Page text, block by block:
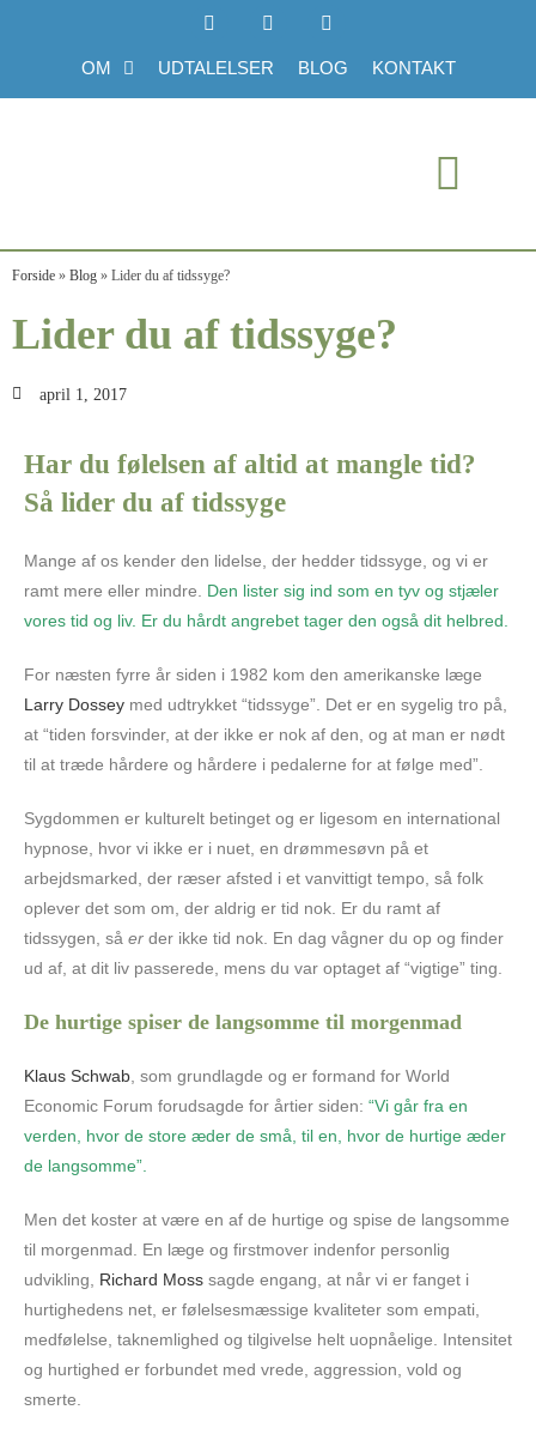
OM UDTALELSER BLOG KONTAKT
Forside » Blog » Lider du af tidssyge?
Lider du af tidssyge?
april 1, 2017
Har du følelsen af altid at mangle tid?
Så lider du af tidssyge
Mange af os kender den lidelse, der hedder tidssyge, og vi er
ramt mere eller mindre. Den lister sig ind som en tyv og stjæler
vores tid og liv. Er du hårdt angrebet tager den også dit helbred.
For næsten fyrre år siden i 1982 kom den amerikanske læge
Larry Dossey med udtrykket “tidssyge”. Det er en sygelig tro på,
at “tiden forsvinder, at der ikke er nok af den, og at man er nødt
til at træde hårdere og hårdere i pedalerne for at følge med”.
Sygdommen er kulturelt betinget og er ligesom en international
hypnose, hvor vi ikke er i nuet, en drømmesøvn på et
arbejdsmarked, der ræser afsted i et vanvittigt tempo, så folk
oplever det som om, der aldrig er tid nok. Er du ramt af
tidssygen, så er der ikke tid nok. En dag vågner du op og finder
ud af, at dit liv passerede, mens du var optaget af “vigtige” ting.
De hurtige spiser de langsomme til morgenmad
Klaus Schwab , som grundlagde og er formand for World
Economic Forum forudsagde for årtier siden: “Vi går fra en
verden, hvor de store æder de små, til en, hvor de hurtige æder
de langsomme”.
Men det koster at være en af de hurtige og spise de langsomme
til morgenmad. En læge og firstmover indenfor personlig
udvikling, Richard Moss sagde engang, at når vi er fanget i
hurtighedens net, er følelsesmæssige kvaliteter som empati,
medfølelse, taknemlighed og tilgivelse helt uopnåelige. Intensitet
og hurtighed er forbundet med vrede, aggression, vold og
smerte.